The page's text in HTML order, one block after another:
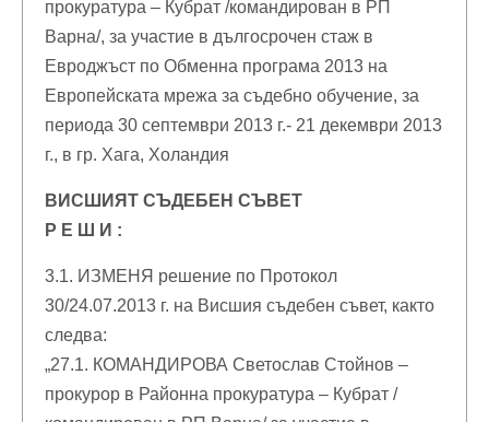
прокуратура – Кубрат /командирован в РП
Варна/, за участие в дългосрочен стаж в
Евроджъст по Обменна програма 2013 на
Европейската мрежа за съдебно обучение, за
периода 30 септември 2013 г.- 21 декември 2013
г., в гр. Хага, Холандия
ВИСШИЯТ СЪДЕБЕН СЪВЕТ
Р Е Ш И :
3.1. ИЗМЕНЯ решение по Протокол
30/24.07.2013 г. на Висшия съдебен съвет, както
следва:
„27.1. КОМАНДИРОВА Светослав Стойнов –
прокурор в Районна прокуратура – Кубрат /